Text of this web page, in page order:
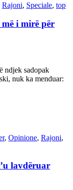
Rajoni, Speciale, top
i mirë për
ndjek sadopak
nuk ka menduar:
, Opinione, Rajoni,
lavdëruar